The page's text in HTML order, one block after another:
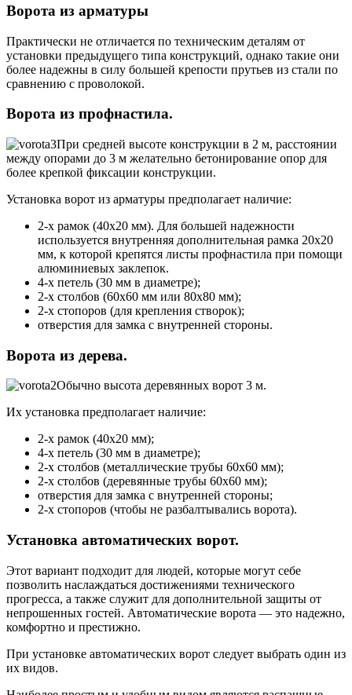
Ворота из арматуры
Практически не отличается по техническим деталям от
установки предыдущего типа конструкций, однако такие они
более надежны в силу большей крепости прутьев из стали по
сравнению с проволокой.
Ворота из профнастила.
При средней высоте конструкции в 2 м, расстоянии
между опорами до 3 м желательно бетонирование опор для
более крепкой фиксации конструкции.
Установка ворот из арматуры предполагает наличие:
2-х рамок (40х20 мм). Для большей надежности
используется внутренняя дополнительная рамка 20х20
мм, к которой крепятся листы профнастила при помощи
алюминиевых заклепок.
4-х петель (30 мм в диаметре);
2-х столбов (60х60 мм или 80х80 мм);
2-х стопоров (для крепления створок);
отверстия для замка с внутренней стороны.
Ворота из дерева.
Обычно высота деревянных ворот 3 м.
Их установка предполагает наличие:
2-х рамок (40х20 мм);
4-х петель (30 мм в диаметре);
2-х столбов (металлические трубы 60х60 мм);
2-х столбов (деревянные трубы 60х60 мм);
отверстия для замка с внутренней стороны;
2-х стопоров (чтобы не разбалтывались ворота).
Установка автоматических ворот.
Этот вариант подходит для людей, которые могут себе
позволить наслаждаться достижениями технического
прогресса, а также служит для дополнительной защиты от
непрошенных гостей. Автоматические ворота — это надежно,
комфортно и престижно.
При установке автоматических ворот следует выбрать один из
их видов.